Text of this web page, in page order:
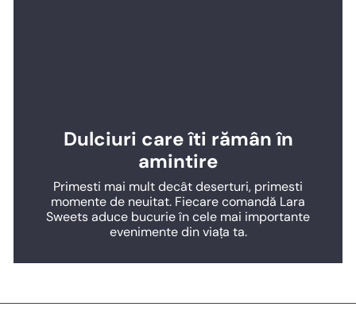
Dulciuri care îti rămân în
amintire
Primesti mai mult decât deserturi, primesti
momente de neuitat. Fiecare comandă Lara
Sweets aduce bucurie în cele mai importante
evenimente din viața ta.